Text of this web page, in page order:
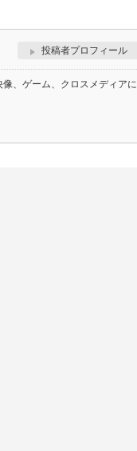
投稿者プロフィール
、ゲーム、クロスメディアに